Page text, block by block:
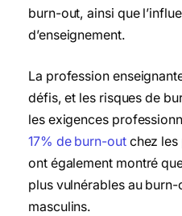
burn-out, ainsi que
d’enseignement.
La profession
défis, et les risques de
les exigences
17% de burn-outchez les
ont également montré
plus vulnérables au
masculins.